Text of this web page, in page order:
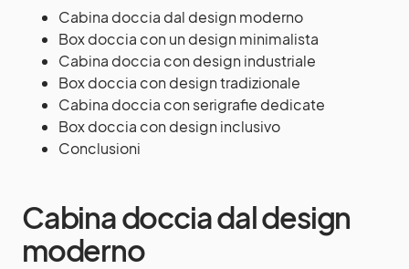
Cabina doccia dal design moderno
Box doccia con un design minimalista
Cabina doccia con design industriale
Box doccia con design tradizionale
Cabina doccia con serigrafie dedicate
Box doccia con design inclusivo
Conclusioni
Cabina doccia dal design
moderno